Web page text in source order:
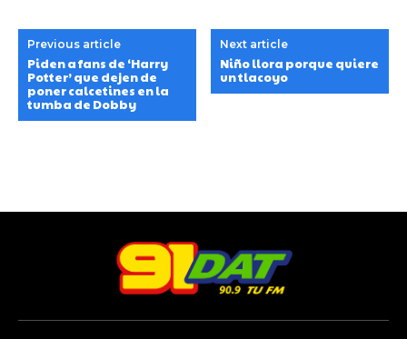
Previous article
Piden a fans de ‘Harry
Potter’ que dejen de
poner calcetines en la
tumba de Dobby
Next article
Niño llora porque quiere
un tlacoyo